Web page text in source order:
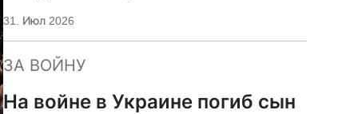
«Царьград»
31. Июл 2026
ЗА ВОЙНУ
На войне в Украине погиб сын